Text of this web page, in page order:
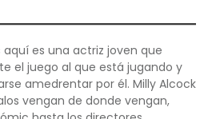
es una actriz joven que
el juego al que está jugando y
amedrentar por él. Milly Alcock
vengan de donde vengan,